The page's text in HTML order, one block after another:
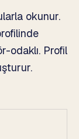
okunur.
odaklı. Profil